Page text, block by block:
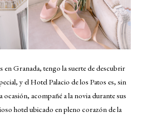
Granada, tengo la suerte de descubrir
y el Hotel Palacio de los Patos es, sin
ocasión, acompañé a la novia durante sus
hotel ubicado en pleno corazón de la